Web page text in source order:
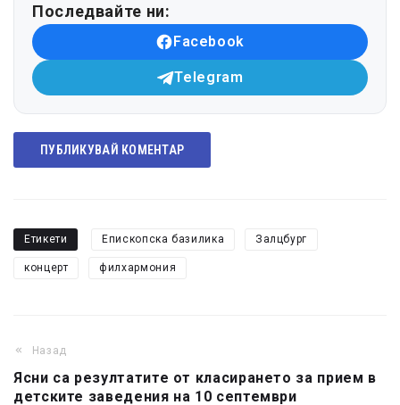
Последвайте ни:
Facebook
Telegram
ПУБЛИКУВАЙ КОМЕНТАР
Етикети Епископска базилика Залцбург
концерт филхармония
Назад
Ясни са резултатите от класирането за прием в
детските заведения на 10 септември